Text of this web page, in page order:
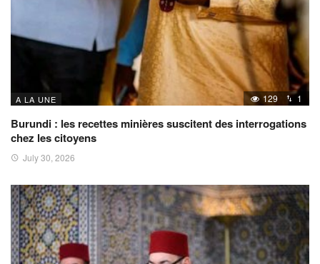
A LA UNE 129 1
Burundi : les recettes minières suscitent des interrogations
chez les citoyens
July 30, 2026